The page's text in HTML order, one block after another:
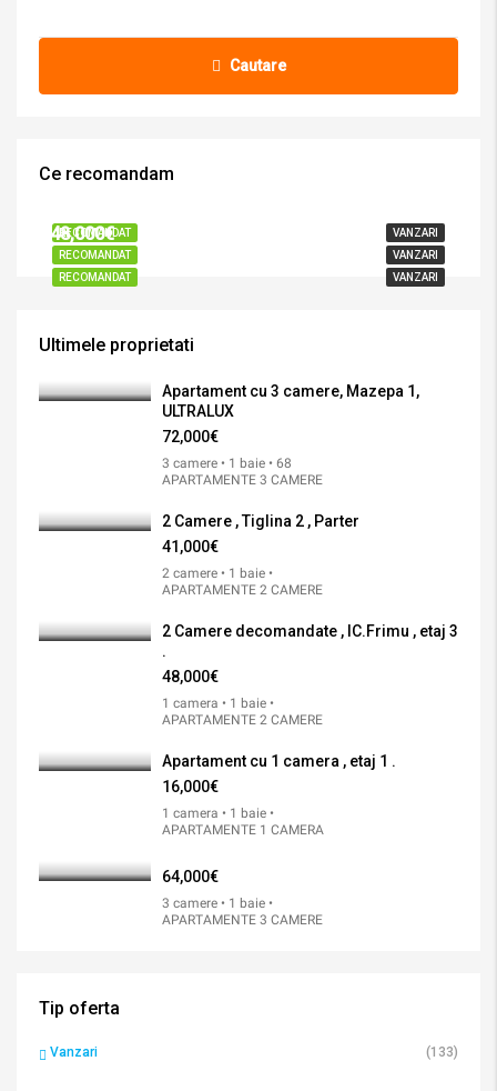
Cautare
Ce recomandam
RECOMANDAT VANZARI
RECOMANDAT VANZARI
RECOMANDAT VANZARI
48,000€
Ultimele proprietati
Apartament cu 3 camere, Mazepa 1,
ULTRALUX
72,000€
3 camere • 1 baie • 68
APARTAMENTE 3 CAMERE
2 Camere , Tiglina 2 , Parter
41,000€
2 camere • 1 baie •
APARTAMENTE 2 CAMERE
2 Camere decomandate , IC.Frimu , etaj 3
.
48,000€
1 camera • 1 baie •
APARTAMENTE 2 CAMERE
Apartament cu 1 camera , etaj 1 .
16,000€
1 camera • 1 baie •
APARTAMENTE 1 CAMERA
64,000€
3 camere • 1 baie •
APARTAMENTE 3 CAMERE
Tip oferta
Vanzari (133)